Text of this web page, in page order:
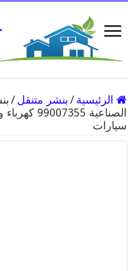
الرئيسية /بنشر متنقل /
الصناعية
سيارات